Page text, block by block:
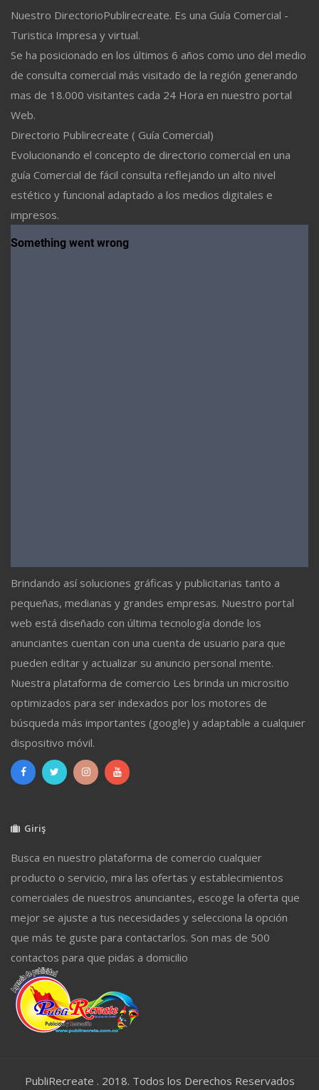
Nuestro DirectorioPublirecreate. Es una Guía Comercial -
Turistica Impresa y virtual.
Se ha posicionado en los últimos 6 años como uno del medio
de consulta comercial más visitado de la región generando
mas de 18.000 visitantes cada 24 Hora en nuestro portal
Web.
Directorio Publirecreate ( Guía Comercial)
Evolucionando el concepto de directorio comercial en una
guía Comercial de fácil consulta reflejando un alto nivel
estético y funcional adaptado a los medios digitales e
impresos.
Brindando así soluciones gráficas y publicitarias tanto a
pequeñas, medianas y grandes empresas. Nuestro portal
web está diseñado con última tecnología donde los
anunciantes cuentan con una cuenta de usuario para que
pueden editar y actualizar su anuncio personal mente.
Nuestra plataforma de comercio Les brinda un micrositio
optimizados para ser indexados por los motores de
búsqueda más importantes (google) y adaptable a cualquier
dispositivo móvil.
Giriş
Busca en nuestro plataforma de comercio cualquier
producto o servicio, mira las ofertas y establecimientos
comerciales de nuestros anunciantes, escoge la oferta que
mejor se ajuste a tus necesidades y selecciona la opción
que más te guste para contactarlos. Son mas de 500
contactos para que pidas a domicilio
PubliRecreate . 2018. Todos los Derechos Reservados